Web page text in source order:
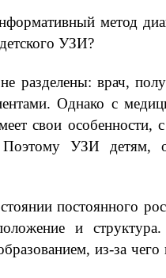
метод
УЗИ?
разделены: врач,
Однако с
свои
УЗИ детям,
постоянного
и
из-за